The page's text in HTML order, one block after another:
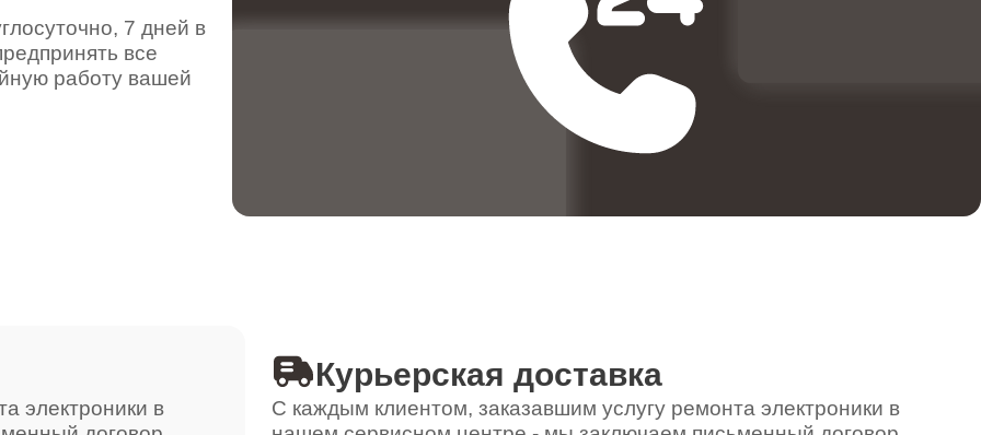
580
от 50 минут
590
7 дней в
все
работу вашей
электроники в
Курьерская доставка
С каждым клиентом, заказавшим услугу ремонта электроники в